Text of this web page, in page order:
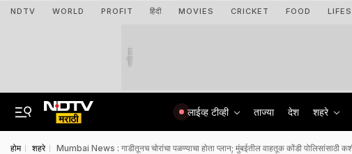
NDTV WORLD PROFIT हिंदी MOVIES CRICKET FOOD
जाहिरात
लाईव्ह टीव्ही ताज्या देश शहरे
होम शहरे Mumbai News : गाडीतूनच चोरांचा पळण्याचा होता प्लान; मुंबईतील वाहतूक कोंडी पोलिसांसाठी